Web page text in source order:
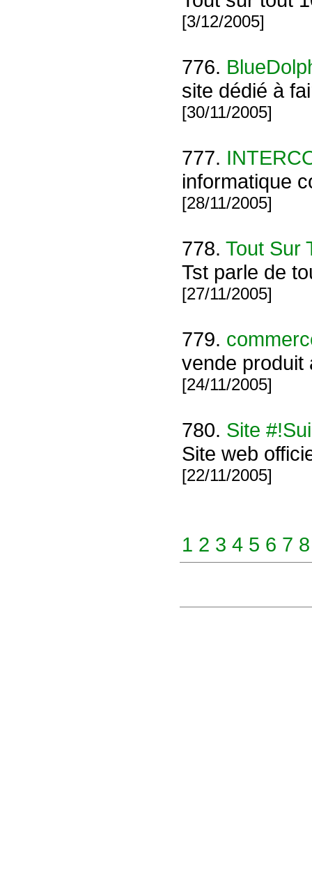
[3/12/2005]
776.
site dédié à
[30/11/2005]
777.
informatique
[28/11/2005]
778. Tout Sur
Tst parle de
[27/11/2005]
779.
vende produit
[24/11/2005]
780. Site
Site web
[22/11/2005]
1 2 3 4 5 6 7 8